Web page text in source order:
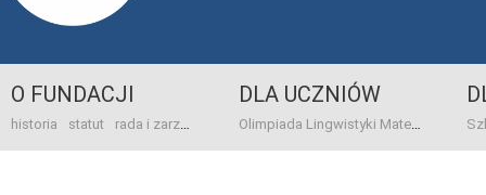
O FUNDACJI
historia statut rada i zarząd dane bankowo-adresowe kontakt
DLA UCZNIÓW
Olimpiada Lingwistyki Matematycznej